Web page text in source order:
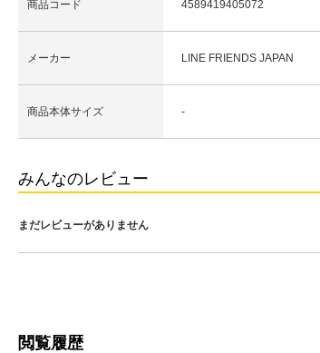
商品コード 4589419405072
メーカー LINE FRIENDS JAPAN
商品本体サイズ -
みんなのレビュー
まだレビューがありません
閲覧履歴